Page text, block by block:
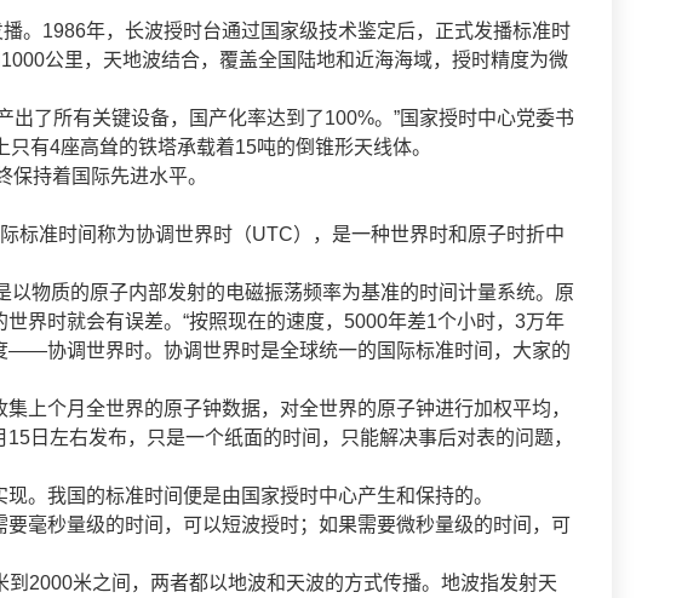
1986年，长波授时台通过国家级技术鉴定后，正式发播标准时
公里，天地波结合，覆盖全国陆地和近海海域，授时精度为微
了所有关键设备，国产化率达到了100%。”国家授时中心党委书
有4座高耸的铁塔承载着15吨的倒锥形天线体。
持着国际先进水平。
准时间称为协调世界时（UTC），是一种世界时和原子时折中
物质的原子内部发射的电磁振荡频率为基准的时间计量系统。原
界时就会有误差。“按照现在的速度，5000年差1个小时，3万年
——协调世界时。协调世界时是全球统一的国际标准时间，大家的
个月全世界的原子钟数据，对全世界的原子钟进行加权平均，
日左右发布，只是一个纸面的时间，只能解决事后对表的问题，
我国的标准时间便是由国家授时中心产生和保持的。
秒量级的时间，可以短波授时；如果需要微秒量级的时间，可
2000米之间，两者都以地波和天波的方式传播。地波指发射天